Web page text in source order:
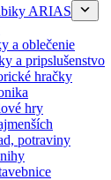
ARIAS
a oblečenie
a pripslušenstvo
hračky
hry
potraviny